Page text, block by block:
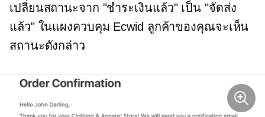
เปลี่ยนสถานะจาก "ชำระเงินแล้ว" เป็น "จัดส่ง
แล้ว" ในแผงควบคุม Ecwid ลูกค้าของคุณจะเห็น
สถานะดังกล่าว